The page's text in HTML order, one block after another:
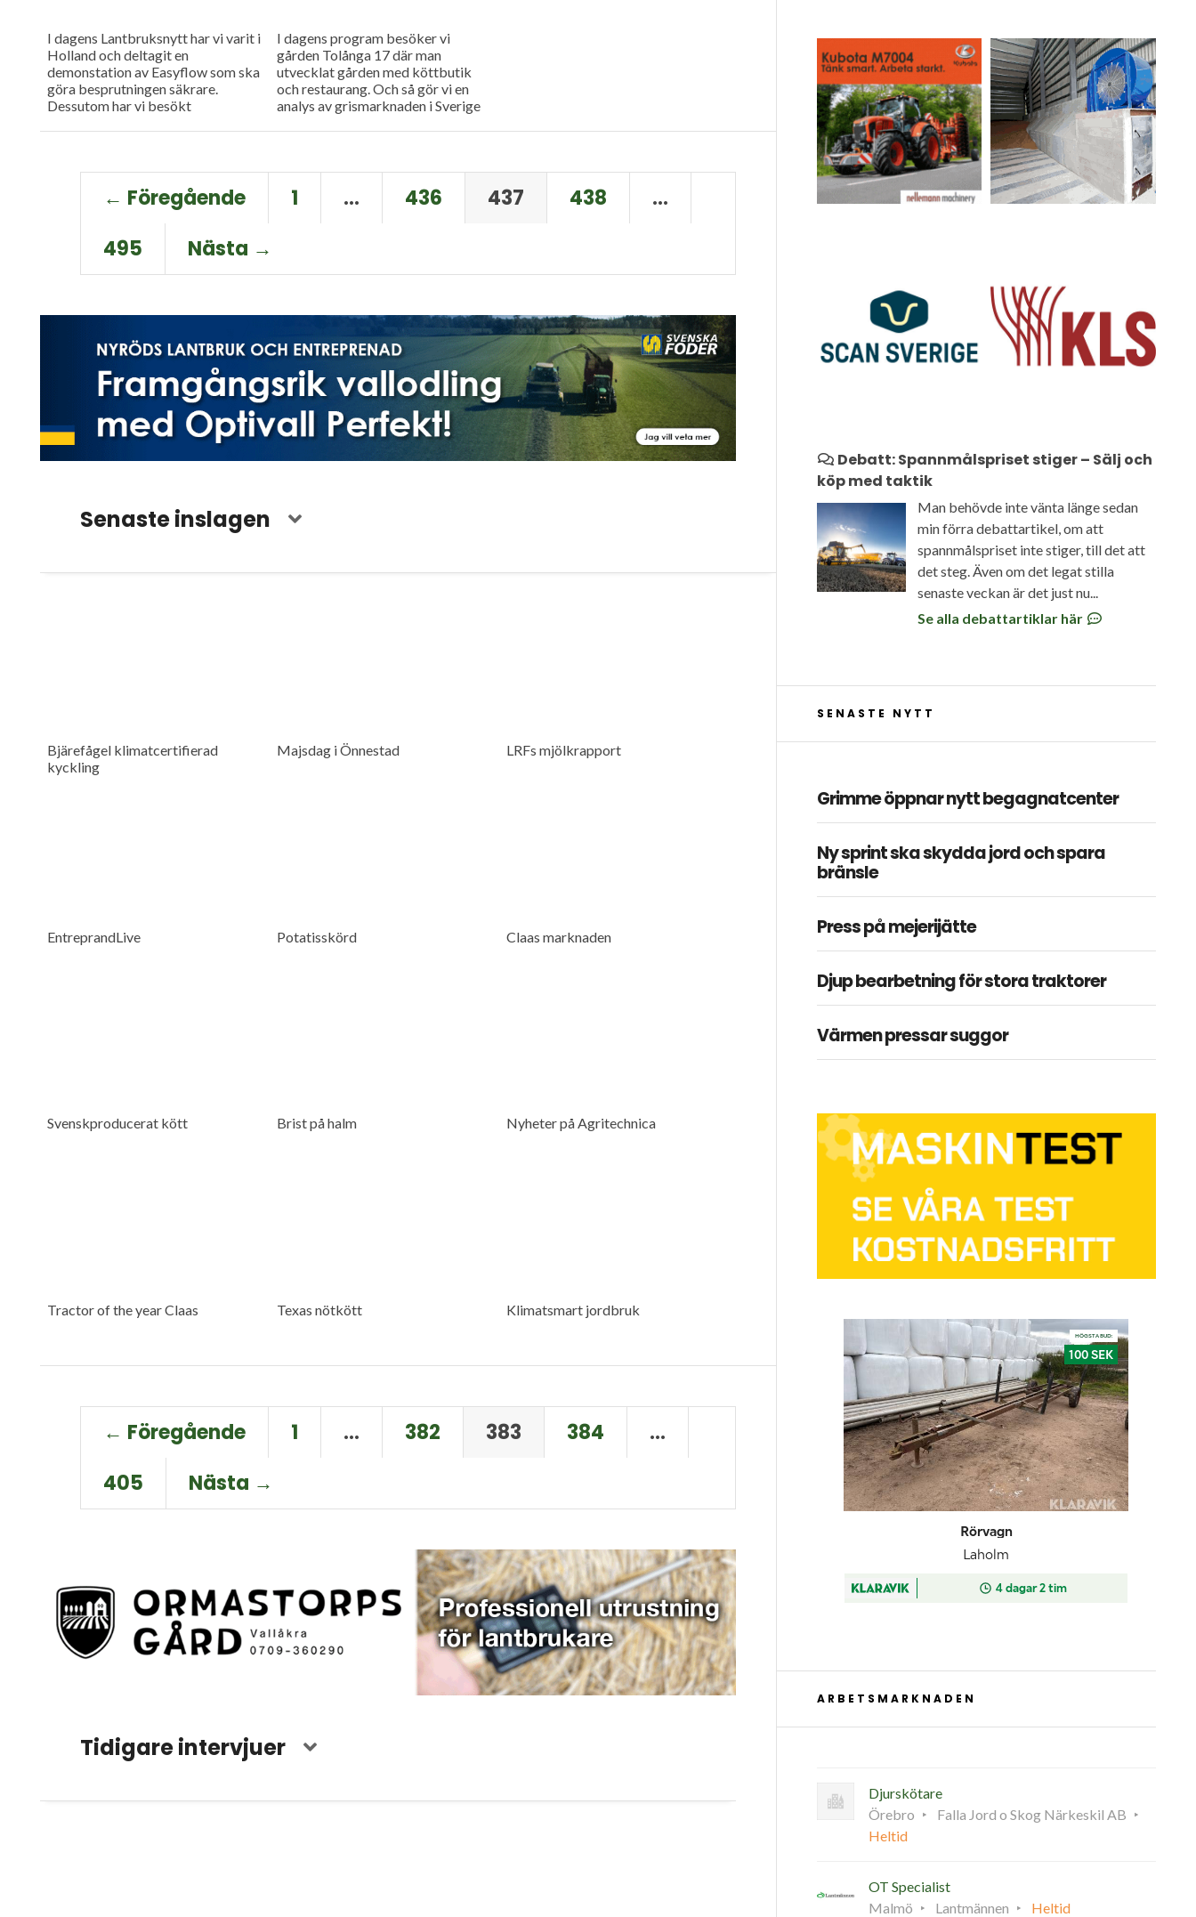
I dagens Lantbruksnytt har vi varit i
Holland och deltagit en
demonstation av Easyflow som ska
göra besprutningen säkrare.
Dessutom har vi besökt
I dagens program besöker vi
gården Tolånga 17 där man
utvecklat gården med köttbutik
och restaurang. Och så gör vi en
analys av grismarknaden i Sverige
← Föregående 1 … 436 437 438
…
495
Nästa →
Senaste inslagen
Bjärefågel klimatcertifierad
kyckling
Majsdag i Önnestad LRFs mjölkrapport
EntreprandLive Potatisskörd Claas marknaden
Svenskproducerat kött Brist på halm Nyheter på Agritechnica
Tractor of the year Claas Texas nötkött Klimatsmart jordbruk
← Föregående 1 … 382 383 384
…
405
Nästa →
Tidigare intervjuer
Debatt: Spannmålspriset stiger – Sälj och
köp med taktik
Man behövde inte vänta länge sedan
min förra debattartikel, om att
spannmålspriset inte stiger, till det att
det steg. Även om det legat stilla
senaste veckan är det just nu...
Se alla debattartiklar här
SENASTE NYTT
Grimme öppnar nytt begagnatcenter
Ny sprint ska skydda jord och spara
bränsle
Press på mejerijätte
Djup bearbetning för stora traktorer
Värmen pressar suggor
ARBETSMARKNADEN
Djurskötare
Örebro
Falla Jord o Skog Närkeskil AB
Heltid
OT Specialist
Malmö
Lantmännen Heltid